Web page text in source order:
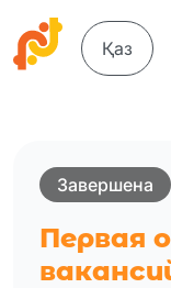
Қаз
Завершена
Первая